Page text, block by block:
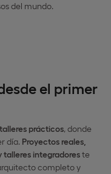
del mundo.
el primer
prácticos, donde
día. Proyectos reales,
talleres integradoreste
completo y